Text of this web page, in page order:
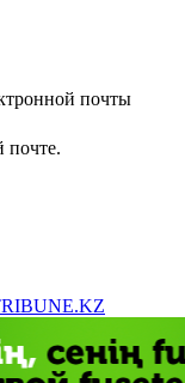
почты
почте.